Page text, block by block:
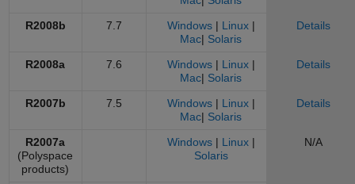
R2008b 7.7 Windows| Linux|
Mac| Solaris
Details
R2008a 7.6 Windows| Linux|
Mac| Solaris
Details
R2007b 7.5 Windows| Linux|
Mac| Solaris
Details
R2007a
(Polyspace
products)
Windows| Linux|
Solaris
N/A